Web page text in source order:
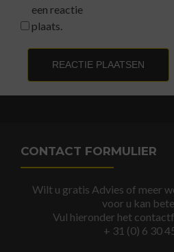
een reactie
plaats.
CONTACT FORMULIER
Wilt u gratis Advies of meer
voor u kan
Vul hieronder het
+ 31 (0) 6 30